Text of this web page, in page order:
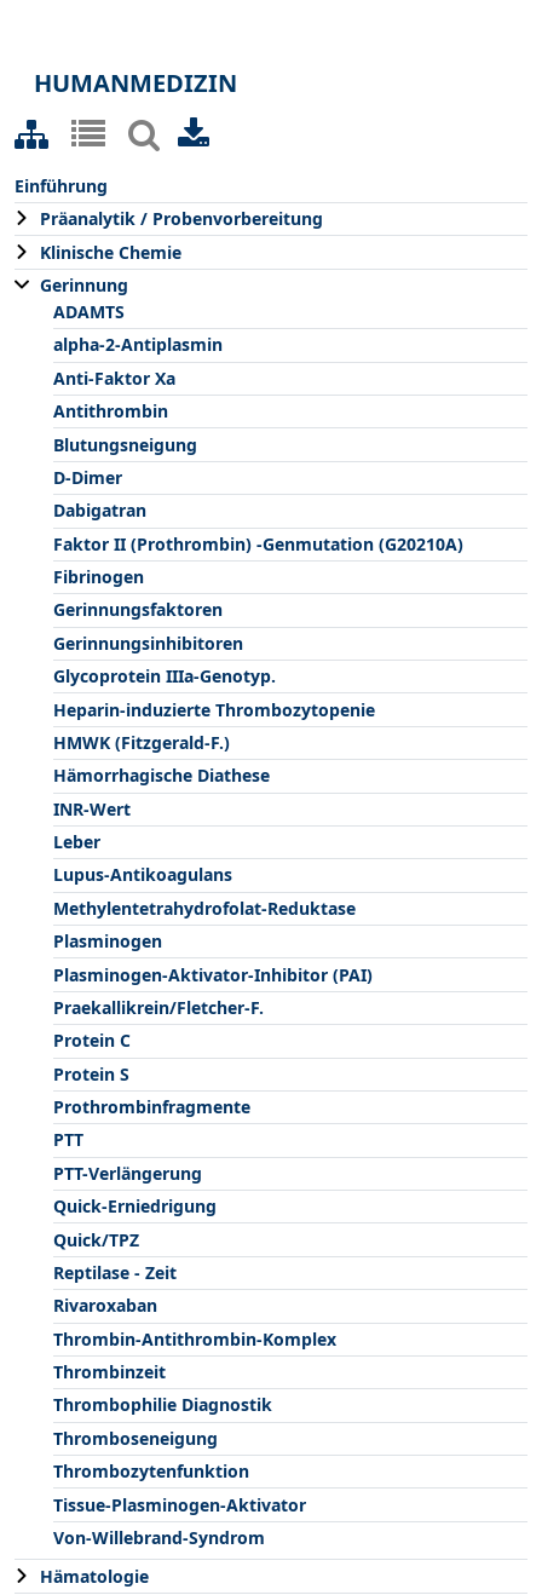
HUMANMEDIZIN
Einführung
Präanalytik / Probenvorbereitung
Klinische Chemie
Gerinnung
ADAMTS
alpha-2-Antiplasmin
Anti-Faktor Xa
Antithrombin
Blutungsneigung
D-Dimer
Dabigatran
Faktor II (Prothrombin) -Genmutation (G20210A)
Fibrinogen
Gerinnungsfaktoren
Gerinnungsinhibitoren
Glycoprotein IIIa-Genotyp.
Heparin-induzierte Thrombozytopenie
HMWK (Fitzgerald-F.)
Hämorrhagische Diathese
INR-Wert
Leber
Lupus-Antikoagulans
Methylentetrahydrofolat-Reduktase
Plasminogen
Plasminogen-Aktivator-Inhibitor (PAI)
Praekallikrein/Fletcher-F.
Protein C
Protein S
Prothrombinfragmente
PTT
PTT-Verlängerung
Quick-Erniedrigung
Quick/TPZ
Reptilase - Zeit
Rivaroxaban
Thrombin-Antithrombin-Komplex
Thrombinzeit
Thrombophilie Diagnostik
Thromboseneigung
Thrombozytenfunktion
Tissue-Plasminogen-Aktivator
Von-Willebrand-Syndrom
Hämatologie